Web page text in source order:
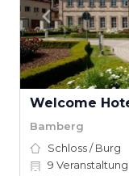
Welcome
Bamberg
Schloss / Burg
9